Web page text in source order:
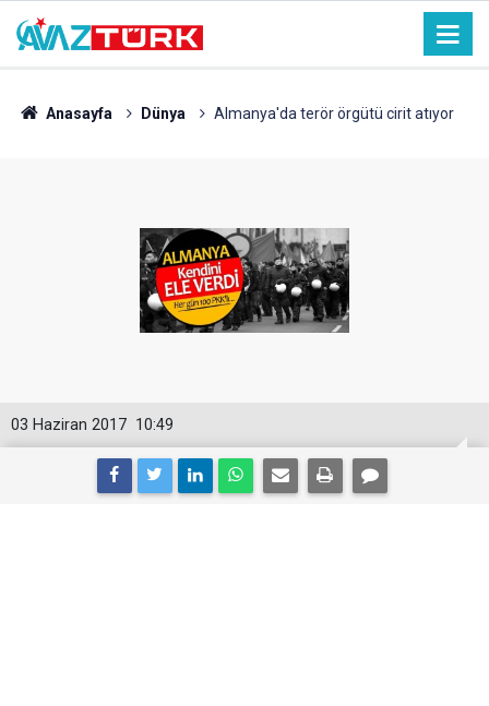
Anasayfa Dünya Almanya'da terör örgütü cirit atıyor
10:49
03 Haziran 2017